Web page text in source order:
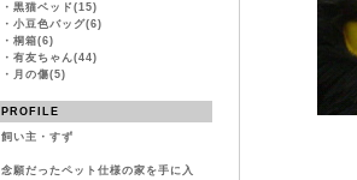
・ 黒猫ベッド(15)
・ 小豆色バッグ(6)
・ 桐箱(6)
・ 有友ちゃん(44)
・ 月の傷(5)
PROFILE
飼い主・すず
念願だったペット仕様の家を手に入